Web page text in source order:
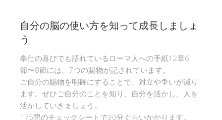
自分の脳の使い方を知って成長しましょ
う
奉仕の喜びでも語れているローマ人への手紙12章6
節〜8節には、7つの賜物が記されています。
ご自分の賜物を明確にすることで、対立や争いが減り
ます。ぜひご自分のことを知り、自分を活かし、人を
活かしていきましょう。
175問のチェックシートで30分ぐらいかかります。